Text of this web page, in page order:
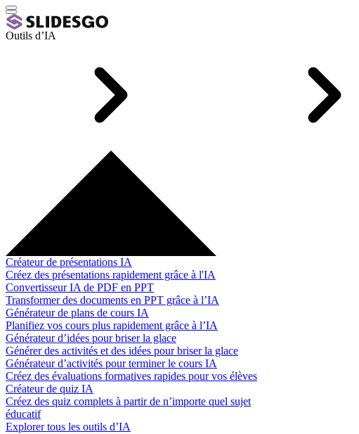
Outils d’IA
Créateur de présentations IA
Créez des présentations rapidement grâce à l'IA
Convertisseur IA de PDF en PPT
Transformer des documents en PPT grâce à l’IA
Générateur de plans de cours IA
Planifiez vos cours plus rapidement grâce à l’IA
Générateur d’idées pour briser la glace
Générer des activités et des idées pour briser la glace
Générateur d’activités pour terminer le cours IA
Créez des évaluations formatives rapides pour vos élèves
Créateur de quiz IA
Créez des quiz complets à partir de n’importe quel sujet
éducatif
Explorer tous les outils d’IA